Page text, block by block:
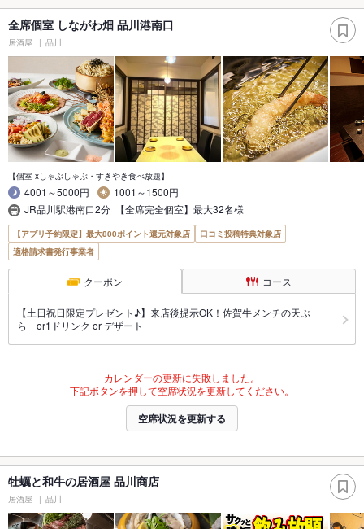
全席個室 しながわ畑 品川港南口
居酒屋 品川
【個室 xしゃぶしゃぶ・すきやき食べ放題】
4001～5000円
1001～1500円
JR品川駅港南口2分 【全席完全個室】最大32名様
【アプリ予約限定】最大800ポイント還元対象店
口コミ投稿特典対象店
適格請求書発行事業者
クーポン コース
【土日祝日限定プレゼント♪】来店後提示OK！佐賀牛メンチの天ぷ
ら or1ドリンク or デザート
カレンダーの更新に失敗しました。
下記ボタンを押して空席状況を更新してください。
空席状況を更新する
牡蠣と和牛の居酒屋 品川商店
居酒屋 品川